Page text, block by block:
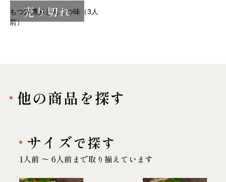
売り切れ
もつ鍋博多とんこつ味（3人
前）
他の商品を探す
サイズで探す
1人前 〜 6人前まで取り揃えています